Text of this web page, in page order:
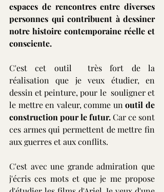
espaces de rencontres entre diverses
personnes qui contribuent à dessiner
notre histoire contemporaine réelle et
consciente.
C'est cet outil  très fort de la
réalisation que je veux étudier, en
dessin et peinture, pour le  souligner et
le mettre en valeur, comme un outil de
construction pour le futur. Car ce sont
ces armes qui permettent de mettre fin
aux guerres et aux conflits.
C'est avec une grande admiration que
j'écris ces mots et que je me propose